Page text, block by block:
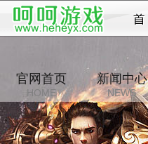
官网首页
HOME
新闻中心
NEWS